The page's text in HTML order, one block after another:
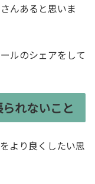
んあると思いま
ルのシェアをして
れないこと
より良くしたい思